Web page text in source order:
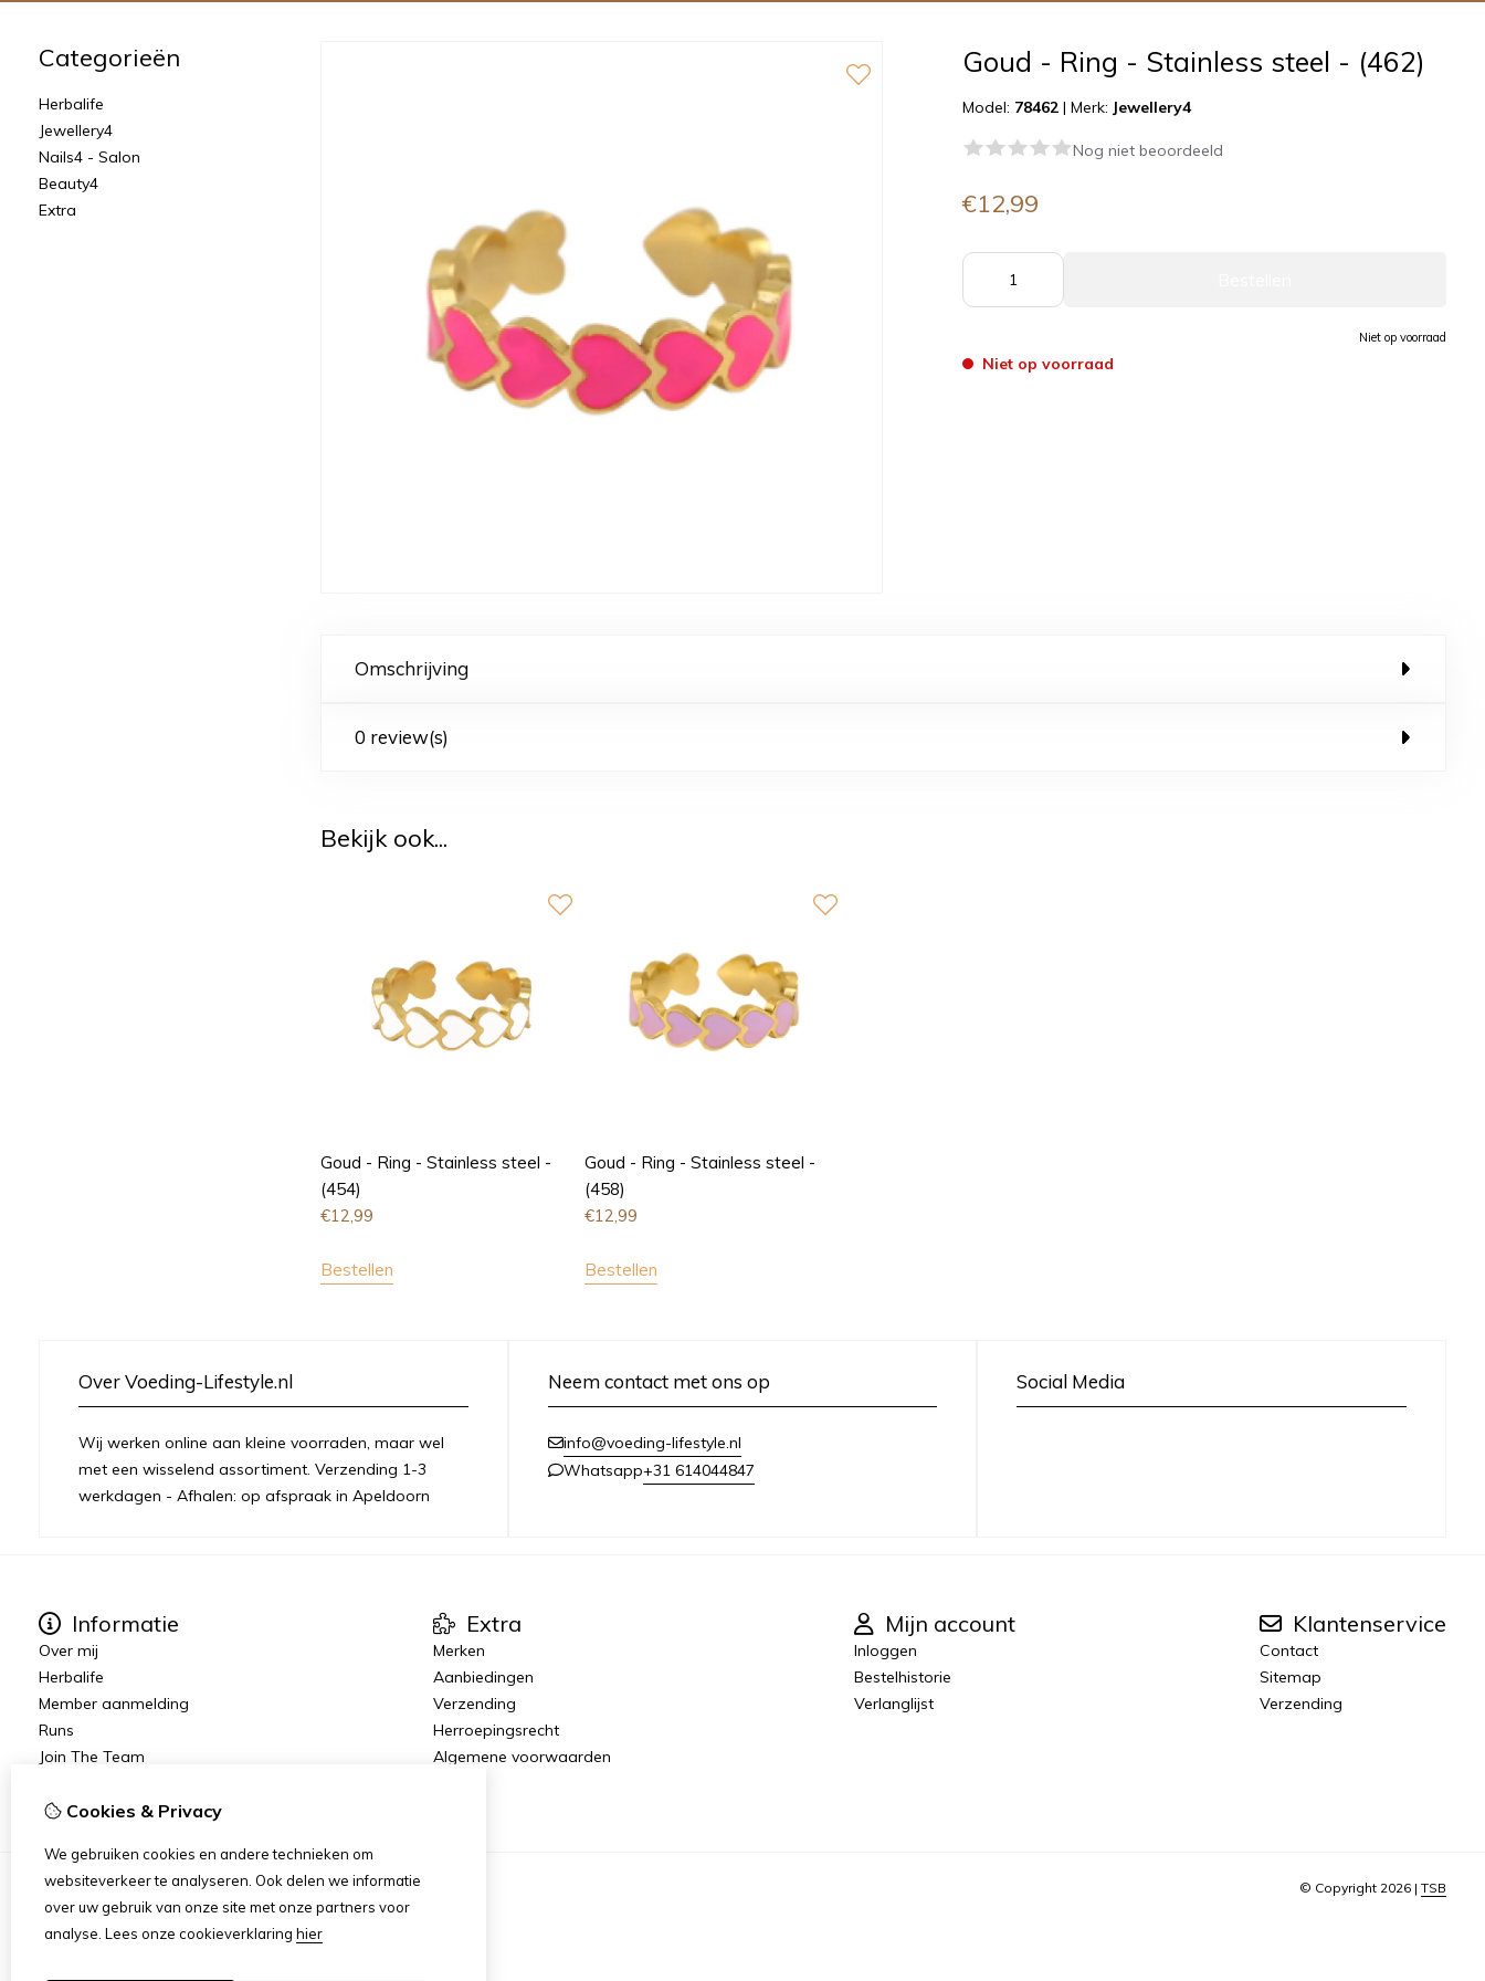
Categorieën
Herbalife
Jewellery4
Nails4 - Salon
Beauty4
Extra
Goud - Ring - Stainless steel - (462)
Model: 78462 | Merk: Jewellery4
Nog niet beoordeeld
€12,99
Niet op voorraad
Niet op voorraad
Omschrijving
0 review(s)
Bekijk ook...
Goud - Ring - Stainless steel -
(454)
€12,99
Bestellen
Goud - Ring - Stainless steel -
(458)
€12,99
Bestellen
Over Voeding-Lifestyle.nl
Wij werken online aan kleine voorraden, maar wel
met een wisselend assortiment. Verzending 1-3
werkdagen - Afhalen: op afspraak in Apeldoorn
Neem contact met ons op
info@voeding-lifestyle.nl
Whatsapp+31 614044847
Social Media
Informatie
Over mij
Herbalife
Member aanmelding
Runs
Join The Team
Extra
Merken
Aanbiedingen
Verzending
Herroepingsrecht
Algemene voorwaarden
Mijn account
Inloggen
Bestelhistorie
Verlanglijst
Klantenservice
Contact
Sitemap
Verzending
© Copyright 2026 | TSB
Cookies & Privacy
We gebruiken cookies en andere technieken om
websiteverkeer te analyseren. Ook delen we informatie
over uw gebruik van onze site met onze partners voor
analyse. Lees onze cookieverklaring hier